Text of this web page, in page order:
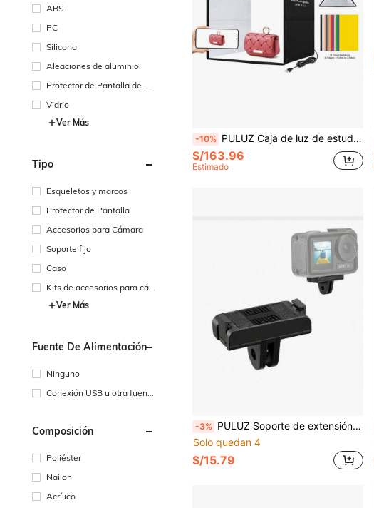
ABS
PC
Silicona
Aleaciones de aluminio
Protector de Pantalla de Vi
Vidrio
Ver Más
Tipo
Esqueletos y marcos
Protector de Pantalla
Accesorios para Cámara
Soporte fijo
Caso
Kits de accesorios para cá
maras de acción
Ver Más
Fuente De Alimentación
Ninguno
Conexión USB u otra fuent
Composición
Poliéster
Nailon
Acrílico
-10% PULUZ Caja de luz de estudio fotográfico portátil y plegable de 10 pulgadas con alto IRC (97) y 12 fondos de color, tamaño: 10 X 10 X 10 pulgadas
S/163.96
Estimado
-3% PULUZ Soporte de extensión con liberación rápida magnética para Osmo Action 5 Pro/4/3/Osmo 360 (Negro)
Solo quedan 4
S/15.79